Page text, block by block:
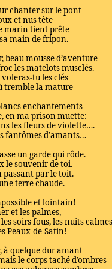
chanter sur le pont
et nus tête
marin tient prête
main de fripon.
beau mousse d’aventure
les matelots musclés.
tu les clés
tremble la mature
enchantements
en ma prison muette:
les fleurs de violette….
fantômes d’amants…
un garde qui rôde.
le souvenir de toi.
passant par le toit.
terre chaude.
et lointain!
et les palmes,
soirs fous, les nuits
Peaux-de-Satin!
à quelque dur amant
le corps taché d’ombres